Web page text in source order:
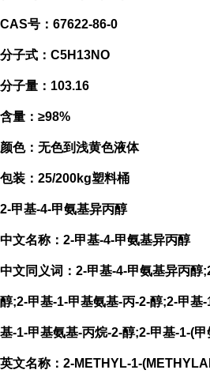
CAS号：67622-86-0
分子式：C5H13NO
分子量：103.16
含量：≥98%
颜色：无色到浅黄色液体
包装：25/200kg塑料桶
2-甲基-4-甲氨基异丙醇
中文名称：2-甲基-4-甲氨基异丙醇
中文同义词：2-甲基-4-甲氨基异丙醇
醇;2-甲基-1-甲基氨基-丙-2-醇;2-甲基
基-1-甲基氨基-丙烷-2-醇;2-甲基-1-(
英文名称：2-METHYL-1-